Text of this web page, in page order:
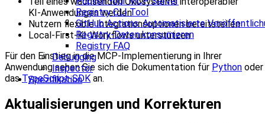
Registry CLI Tool
GitHub Actions: Automatisierte
Registry-Daten konsumieren
Registry FAQ
Debugging
Inspector
Spezifikation
KI‑Anwendungen werden
Nutzern flexible Integrations­optionen bereitstellen
Local‑First‑KI‑Workflows unterstützen
Für den Einstieg in die MCP‑Implementierung in Ihrer
Anwendung sehen Sie sich die Dokumentation für Python oder
dasTypeScript‑SDK an.
Aktualisierungen und Korrekturen